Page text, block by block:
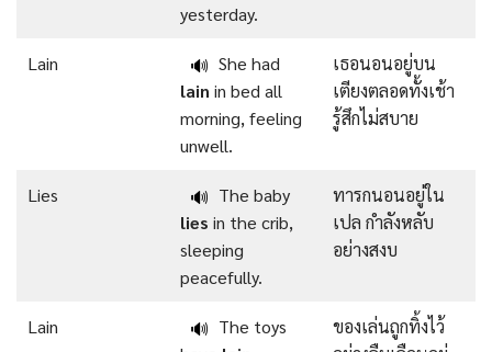
yesterday.
Lain 🔊 She had
lain in bed all
morning, feeling
unwell.
เธอนอนอยู่บน
เตียงตลอดทั้งเช้า
รู้สึกไม่สบาย
Lies 🔊 The baby
lies in the crib,
sleeping
peacefully.
ทารกนอนอยู่ใน
เปล กำลังหลับ
อย่างสงบ
Lain 🔊 The toys
ของเล่นถูกทิ้งไว้